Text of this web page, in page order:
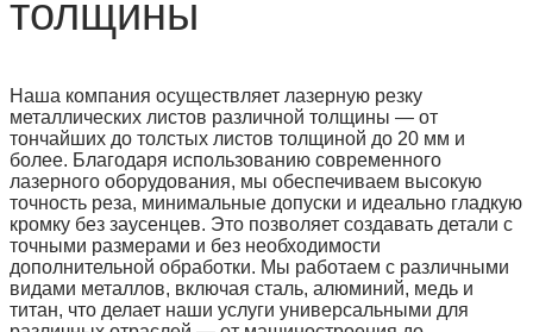
толщины
Наша компания осуществляет лазерную резку
металлических листов различной толщины — от
тончайших до толстых листов толщиной до 20 мм и
более. Благодаря использованию современного
лазерного оборудования, мы обеспечиваем высокую
точность реза, минимальные допуски и идеально гладкую
кромку без заусенцев. Это позволяет создавать детали с
точными размерами и без необходимости
дополнительной обработки. Мы работаем с различными
видами металлов, включая сталь, алюминий, медь и
титан, что делает наши услуги универсальными для